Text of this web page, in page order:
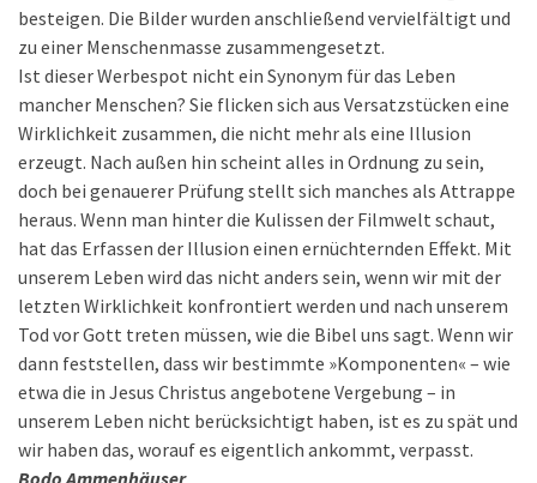
besteigen. Die Bilder wurden anschließend vervielfältigt und
zu einer Menschenmasse zusammengesetzt.
Ist dieser Werbespot nicht ein Synonym für das Leben
mancher Menschen? Sie flicken sich aus Versatzstücken eine
Wirklichkeit zusammen, die nicht mehr als eine Illusion
erzeugt. Nach außen hin scheint alles in Ordnung zu sein,
doch bei genauerer Prüfung stellt sich manches als Attrappe
heraus. Wenn man hinter die Kulissen der Filmwelt schaut,
hat das Erfassen der Illusion einen ernüchternden Effekt. Mit
unserem Leben wird das nicht anders sein, wenn wir mit der
letzten Wirklichkeit konfrontiert werden und nach unserem
Tod vor Gott treten müssen, wie die Bibel uns sagt. Wenn wir
dann feststellen, dass wir bestimmte »Komponenten« – wie
etwa die in Jesus Christus angebotene Vergebung – in
unserem Leben nicht berücksichtigt haben, ist es zu spät und
wir haben das, worauf es eigentlich ankommt, verpasst.
Bodo Ammenhäuser